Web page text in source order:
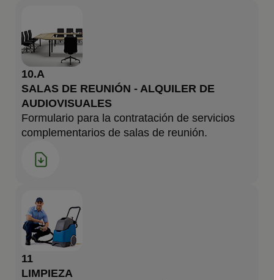
10.A
SALAS DE REUNIÓN - ALQUILER DE
AUDIOVISUALES
Formulario para la contratación de servicios
complementarios de salas de reunión.
11
LIMPIEZA